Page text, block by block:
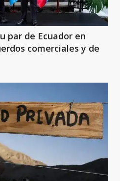
par de Ecuador en
comerciales y de